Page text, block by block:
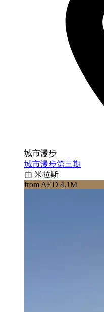
城市漫步
城市漫步第三期
由 米拉斯
from AED 4.1M